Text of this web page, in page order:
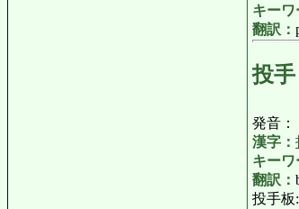
キーワ
翻訳：
投手
発音：
漢字：
キーワ
翻訳：
投手板